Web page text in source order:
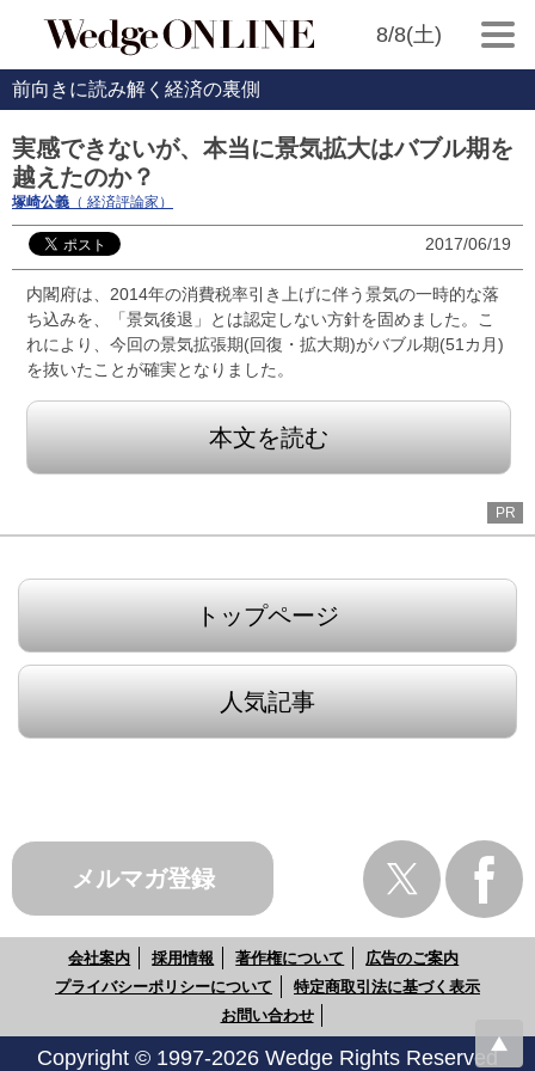
8/8(土)
前向きに読み解く経済の裏側
実感できないが、本当に景気拡大はバブル期を
越えたのか？
塚崎公義 （ 経済評論家）
2017/06/19
内閣府は、2014年の消費税率引き上げに伴う景気の一時的な落
ち込みを、「景気後退」とは認定しない方針を固めました。こ
れにより、今回の景気拡張期(回復・拡大期)がバブル期(51カ月)
を抜いたことが確実となりました。
本文を読む
PR
トップページ
人気記事
メルマガ登録
会社案内 採用情報 著作権について
広告のご案内
プライバシーポリシーについて
特定商取引法に基づく表示
お問い合わせ
Copyright © 1997-2026 Wedge Rights Reserved